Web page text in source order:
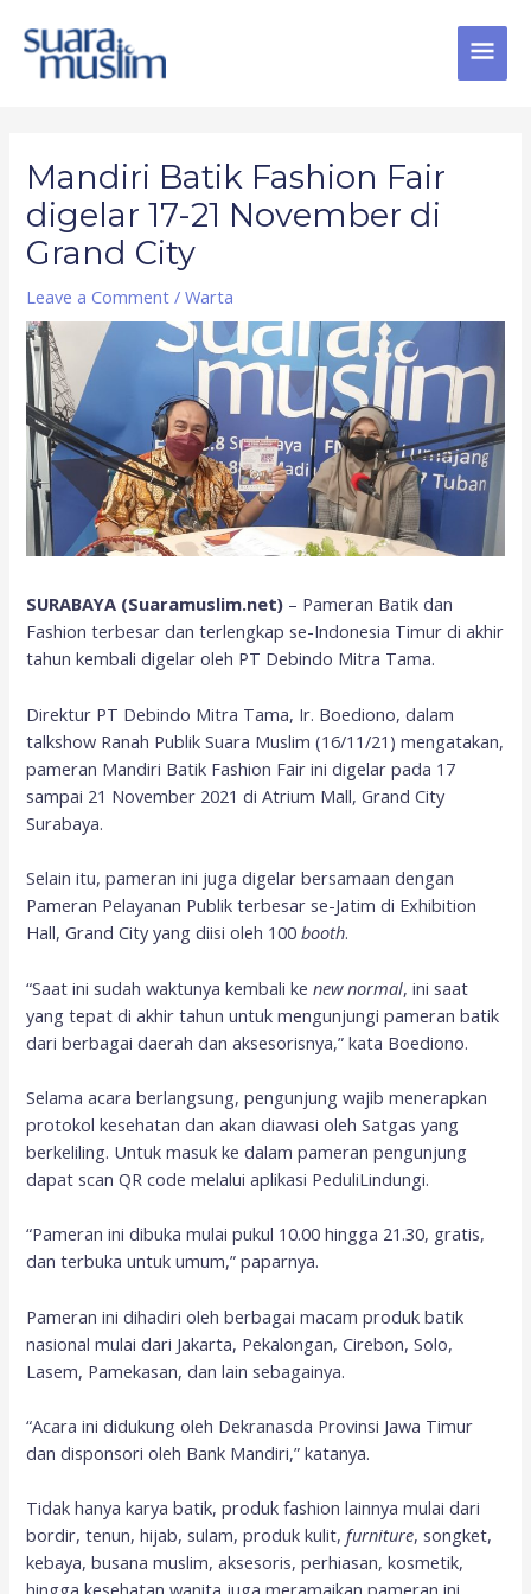
content
Mandiri Batik Fashion Fair
digelar 17-21 November di
Grand City
Leave a Comment /Warta
SURABAYA (Suaramuslim.net) – Pameran Batik dan
Fashion terbesar dan terlengkap se-Indonesia Timur di akhir
tahun kembali digelar oleh PT Debindo Mitra Tama.
Direktur PT Debindo Mitra Tama, Ir. Boediono, dalam
talkshow Ranah Publik Suara Muslim (16/11/21) mengatakan,
pameran Mandiri Batik Fashion Fair ini digelar pada 17
sampai 21 November 2021 di Atrium Mall, Grand City
Surabaya.
Selain itu, pameran ini juga digelar bersamaan dengan
Pameran Pelayanan Publik terbesar se-Jatim di Exhibition
Hall, Grand City yang diisi oleh 100booth.
“Saat ini sudah waktunya kembali kenew normal, ini saat
yang tepat di akhir tahun untuk mengunjungi pameran batik
dari berbagai daerah dan aksesorisnya,” kata Boediono.
Selama acara berlangsung, pengunjung wajib menerapkan
protokol kesehatan dan akan diawasi oleh Satgas yang
berkeliling. Untuk masuk ke dalam pameran pengunjung
dapat scan QR code melalui aplikasi PeduliLindungi.
“Pameran ini dibuka mulai pukul 10.00 hingga 21.30, gratis,
dan terbuka untuk umum,” paparnya.
Pameran ini dihadiri oleh berbagai macam produk batik
nasional mulai dari Jakarta, Pekalongan, Cirebon, Solo,
Lasem, Pamekasan, dan lain sebagainya.
“Acara ini didukung oleh Dekranasda Provinsi Jawa Timur
dan disponsori oleh Bank Mandiri,” katanya.
Tidak hanya karya batik, produk fashion lainnya mulai dari
bordir, tenun, hijab, sulam, produk kulit,furniture, songket,
kebaya, busana muslim, aksesoris, perhiasan, kosmetik,